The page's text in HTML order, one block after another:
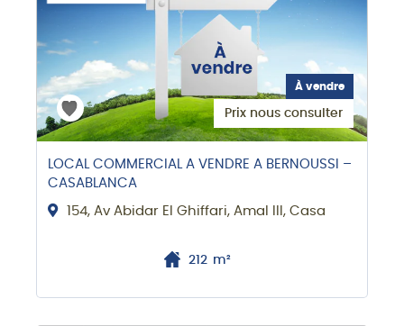
À vendre
Prix nous consulter
LOCAL COMMERCIAL A VENDRE A BERNOUSSI –
CASABLANCA
154, Av Abidar El Ghiffari, Amal III, Casa
212 m²